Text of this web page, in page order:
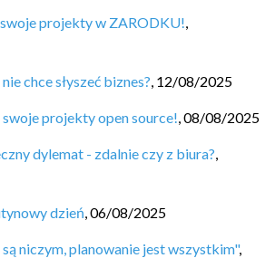
projekty w ZARODKU!,
chce słyszeć biznes?, 12/08/2025
projekty open source!,08/08/2025
dylemat - zdalnie czy z biura?,
dzień,06/08/2025
niczym, planowanie jest wszystkim",